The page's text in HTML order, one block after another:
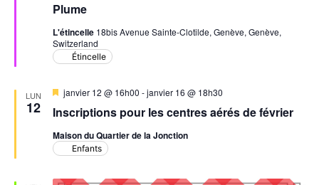
Plume
avant
L'étincelle 18bis Avenue Sainte-Clotilde, Genève, Genève,
Switzerland
Étincelle
LUN
12 Inscriptions pour les centres aérés de février
Mis
avant
janvier 12 @ 16h00 -janvier 16 @ 18h30
Maison du Quartier de la Jonction
Enfants